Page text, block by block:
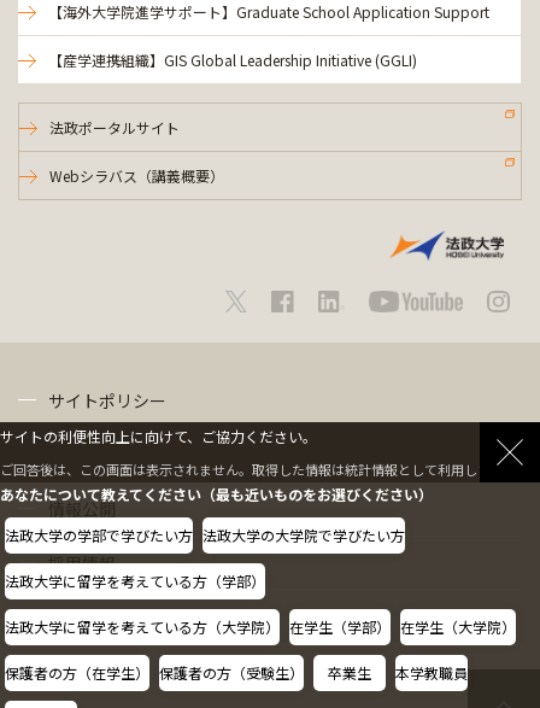
【海外大学院進学サポート】Graduate School Application Support
【産学連携組織】GIS Global Leadership Initiative (GGLI)
法政ポータルサイト
Webシラバス（講義概要）
サイトポリシー
情報公開
採用情報
教職員の方へ
サイトの利便性向上に向けて、ご協力ください。
ご回答後は、この画面は表示されません。取得した情報は統計情報として利用します。
あなたについて教えてください（最も近いものをお選びください）
法政大学の学部で学びたい方 法政大学の大学院で学びたい方
法政大学に留学を考えている方（学部）
法政大学に留学を考えている方（大学院） 在学生（学部） 在学生（大学院）
保護者の方（在学生） 保護者の方（受験生） 卒業生 本学教職員